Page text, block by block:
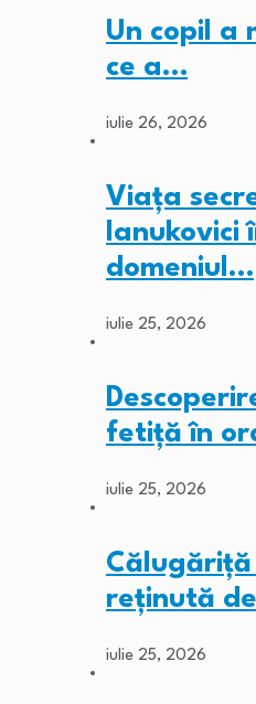
Un copil a
ce a…
iulie 26, 2026
Viața
Ianukovici
domeniul…
iulie 25, 2026
fetiță în
iulie 25, 2026
Călugăriță
reținută
iulie 25, 2026